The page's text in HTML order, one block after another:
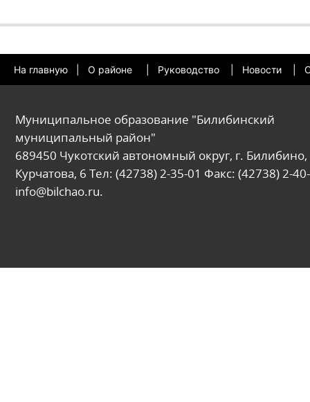
На главную О районе Руководство Новости
Муниципальное образование "Билибинский
муниципальный район"
689450 Чукотский автономный округ, г. Билибино,
Курчатова, 6 Тел: (42738) 2-35-01 Факс: (42738) 2-
info@bilchao.ru.